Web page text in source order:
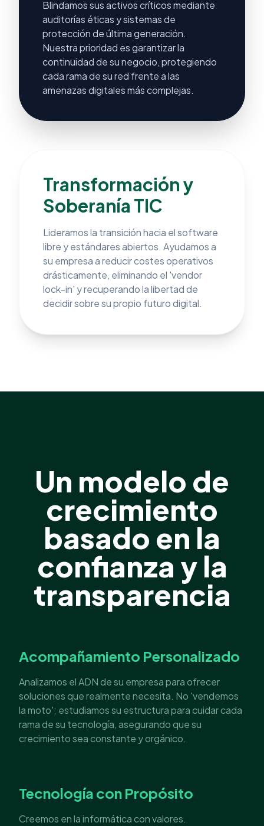
Blindamos sus activos críticos mediante
auditorías éticas y sistemas de
protección de última generación.
Nuestra prioridad es garantizar la
continuidad de su negocio, protegiendo
cada rama de su red frente a las
amenazas digitales más complejas.
Transformación y
Soberanía TIC
Lideramos la transición hacia el software
libre y estándares abiertos. Ayudamos a
su empresa a reducir costes operativos
drásticamente, eliminando el 'vendor
lock-in' y recuperando la libertad de
decidir sobre su propio futuro digital.
Un modelo de
crecimiento
basado en la
confianza y la
transparencia
Acompañamiento Personalizado
Analizamos el ADN de su empresa para ofrecer
soluciones que realmente necesita. No 'vendemos
la moto'; estudiamos su estructura para cuidar cada
rama de su tecnología, asegurando que su
crecimiento sea constante y orgánico.
Tecnología con Propósito
Creemos en la informática con valores.